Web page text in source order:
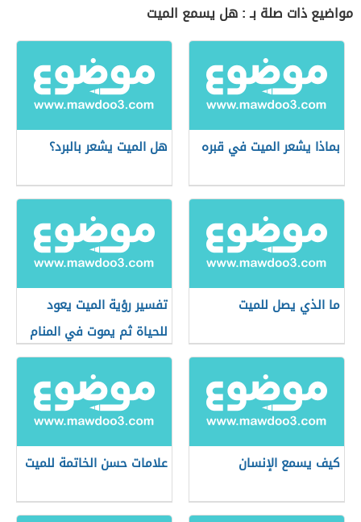
مواضيع ذات صلة بـ : هل يسمع الميت
بماذا يشعر الميت في قبره هل الميت يشعر بالبرد؟
ما الذي يصل للميت
تفسير رؤية الميت يعود
للحياة ثم يموت في المنام
كيف يسمع الإنسان علامات حسن الخاتمة للميت